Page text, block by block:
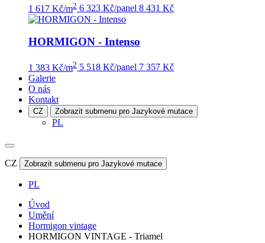
1 617 Kč/m2 6 323 Kč/panel 8 431 Kč
HORMIGON - Intenso
1 383 Kč/m2 5 518 Kč/panel 7 357 Kč
Galerie
O nás
Kontakt
CZ Zobrazit submenu pro Jazykové mutace
PL
CZ Zobrazit submenu pro Jazykové mutace
PL
Úvod
Umění
Hormigon vintage
HORMIGON VINTAGE - Triamel